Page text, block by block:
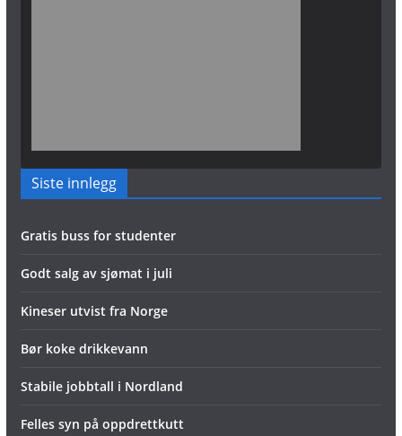
Siste innlegg
Gratis buss for studenter
Godt salg av sjømat i juli
Kineser utvist fra Norge
Bør koke drikkevann
Stabile jobbtall i Nordland
Felles syn på oppdrettkutt